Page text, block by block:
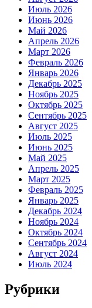
Июль 2026
Июнь 2026
Май 2026
Апрель 2026
Март 2026
Февраль 2026
Январь 2026
Декабрь 2025
Ноябрь 2025
Октябрь 2025
Сентябрь 2025
Август 2025
Июль 2025
Июнь 2025
Май 2025
Апрель 2025
Март 2025
Февраль 2025
Январь 2025
Декабрь 2024
Ноябрь 2024
Октябрь 2024
Сентябрь 2024
Август 2024
Июль 2024
Рубрики